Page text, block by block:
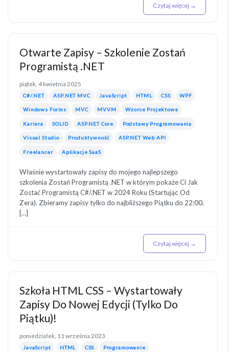
Czytaj więcej →
Otwarte Zapisy – Szkolenie Zostań
Programistą .NET
piątek, 4 kwietnia 2025
C#/.NET ASP.NET MVC JavaScript HTML CSS WPF
Windows Forms MVC MVVM Wzorce Projektowe
Kariera SOLID ASP.NET Core Podstawy Programowania
Visual Studio Produktywność ASP.NET Web API
Freelancer Aplikacje SaaS
Właśnie wystartowały zapisy do mojego najlepszego
szkolenia Zostań Programistą .NET w którym pokaże Ci Jak
Zostać Programistą C#/.NET w 2024 Roku (Startując Od
Zera). Zbieramy zapisy tylko do najbliższego Piątku do 22:00.
[...]
Czytaj więcej →
Szkoła HTML CSS – Wystartowały
Zapisy Do Nowej Edycji (Tylko Do
Piątku)!
poniedziałek, 11 września 2023
JavaScript HTML CSS Programowanie